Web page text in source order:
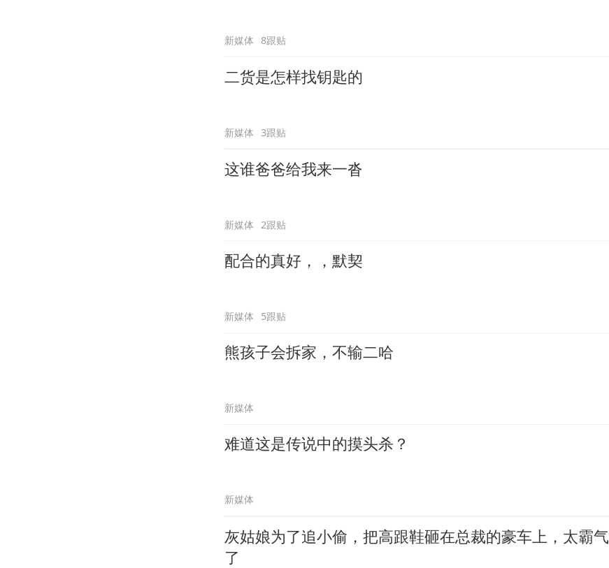
新媒体 8跟贴
二货是怎样找钥匙的
新媒体 3跟贴
这谁爸爸给我来一沓
新媒体 2跟贴
配合的真好，，默契
新媒体 5跟贴
熊孩子会拆家，不输二哈
新媒体
难道这是传说中的摸头杀？
新媒体
灰姑娘为了追小偷，把高跟鞋砸在总裁的豪车上，太霸气
了